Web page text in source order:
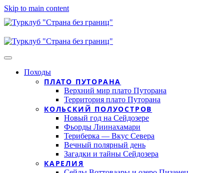
Skip to main content
Походы
ПЛАТО ПУТОРАНА
Верхний мир плато Путорана
Территория плато Путорана
КОЛЬСКИЙ ПОЛУОСТРОВ
Новый год на Сейдозере
Фьорды Лиинахамари
Териберка — Вкус Севера
Вечный полярный день
Загадки и тайны Сейдозера
КАРЕЛИЯ